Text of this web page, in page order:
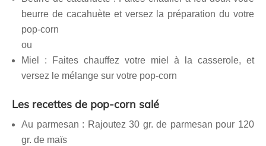
beurre de cacahuète et versez la préparation du votre
pop-corn
ou
Miel : Faites chauffez votre miel à la casserole, et
versez le mélange sur votre pop-corn
Les recettes de pop-corn salé
Au parmesan : Rajoutez 30 gr. de parmesan pour 120
gr. de maïs